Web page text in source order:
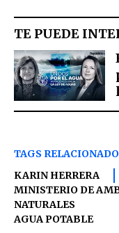
TE PUEDE
TAGS
KARIN HERRERA
MINISTERIO DE
NATURALES
AGUA POTABLE